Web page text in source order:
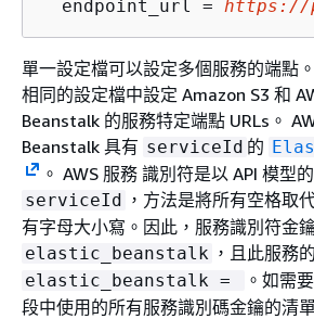
  endpoint_url =
https://
單一設定檔可以設定多個服務的端點
相同的設定檔中設定 Amazon S3 和
Beanstalk 的服務特定端點 URLs。
Beanstalk 具有 serviceId 的
。 AWS 服務 識別符是以 API 模型
serviceId ，方法是將所有空格取
有字母大小寫。因此，服務識別符金
elastic_beanstalk ，且此服務
elastic_beanstalk = 。如需
段中使用的所有服務識別碼金鑰的清